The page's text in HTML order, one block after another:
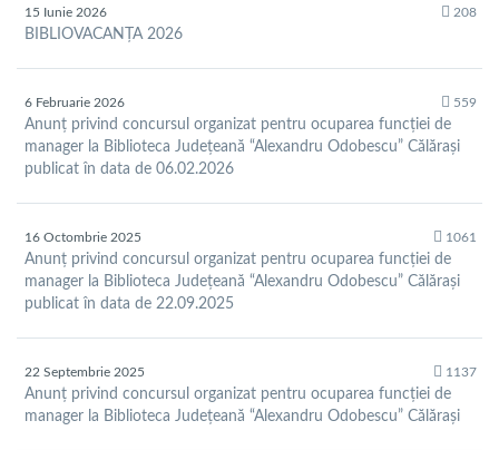
15 Iunie 2026 208
BIBLIOVACANȚA 2026
6 Februarie 2026 559
Anunț privind concursul organizat pentru ocuparea funcției de
manager la Biblioteca Județeană “Alexandru Odobescu” Călărași
publicat în data de 06.02.2026
16 Octombrie 2025 1061
Anunț privind concursul organizat pentru ocuparea funcției de
manager la Biblioteca Județeană “Alexandru Odobescu” Călărași
publicat în data de 22.09.2025
22 Septembrie 2025 1137
Anunț privind concursul organizat pentru ocuparea funcției de
manager la Biblioteca Județeană “Alexandru Odobescu” Călărași